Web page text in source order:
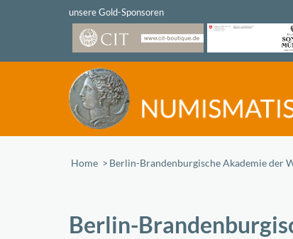
Home /Berlin-Brandenburgische Akademie der
Berlin-